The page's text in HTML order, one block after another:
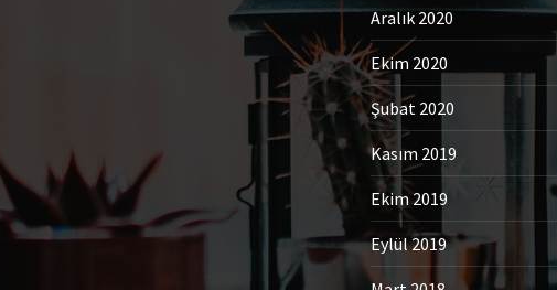
Aralık 2020
Ekim 2020
Şubat 2020
Kasım 2019
Ekim 2019
Eylül 2019